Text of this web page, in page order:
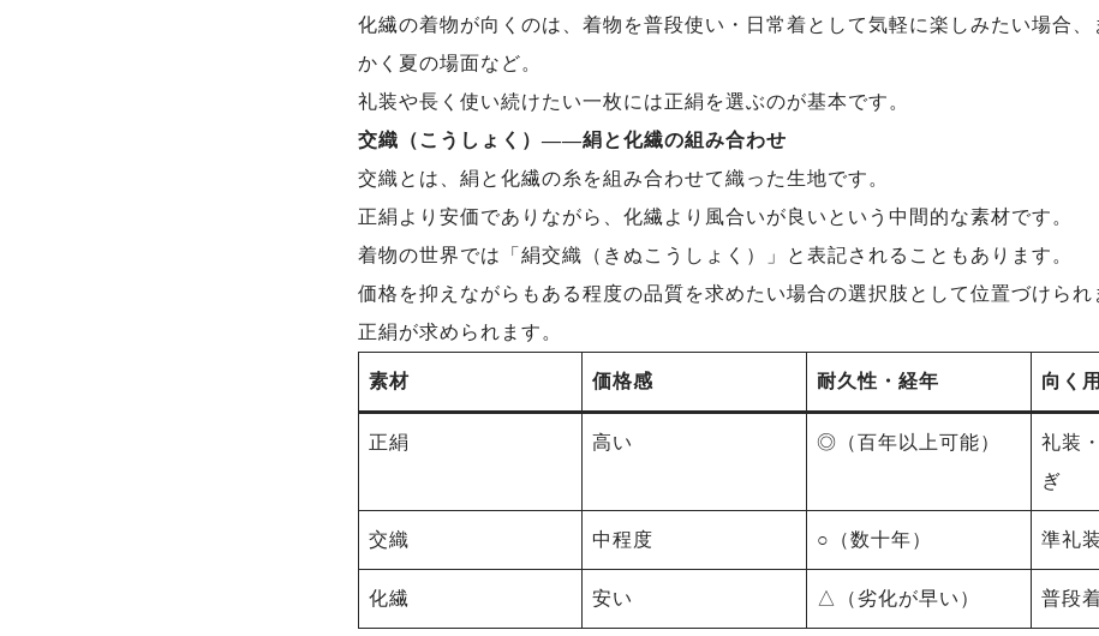
化繊の着物が向くのは、着物を普段使い・日常着として気軽に楽しみたい場合、
かく夏の場面など。
礼装や長く使い続けたい一枚には正絹を選ぶのが基本です。
交織（こうしょく）——絹と化繊の組み合わせ
交織とは、絹と化繊の糸を組み合わせて織った生地です。
正絹より安価でありながら、化繊より風合いが良いという中間的な素材です。
着物の世界では「絹交織（きぬこうしょく）」と表記されることもあります。
価格を抑えながらもある程度の品質を求めたい場合の選択肢として位置づけられ
正絹が求められます。
素材 価格感 耐久性・経年 向く
正絹 高い ◎（百年以上可能）
礼装
ぎ
交織 中程度 ○（数十年） 準礼
化繊 安い △（劣化が早い） 普段